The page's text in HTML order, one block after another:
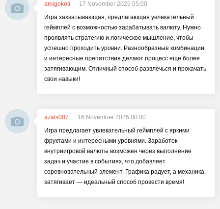
amigokoti
17 November 2025 05:00
Игра захватывающая, предлагающая увлекательный
геймплей с возможностью зарабатывать валюту. Нужно
проявлять стратегию и логическое мышление, чтобы
успешно проходить уровни. Разнообразные комбинации
и интересные препятствия делают процесс еще более
затягивающим. Отличный способ развлечься и прокачать
свои навыки!
azats007
16 November 2025 00:00
Игра предлагает увлекательный геймплей с яркими
фруктами и интересными уровнями. Заработок
внутриигровой валюты возможен через выполнение
задач и участие в событиях, что добавляет
соревновательный элемент. Графика радует, а механика
затягивает — идеальный способ провести время!